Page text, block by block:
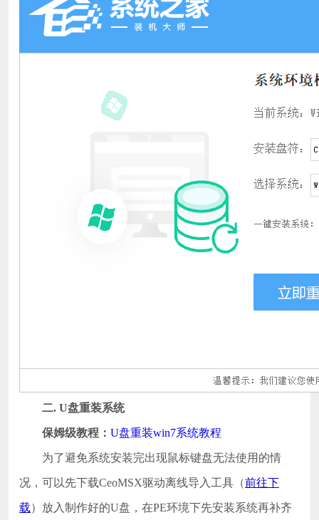
二. U盘重装系统
保姆级教程： U盘重装win7系统教程
为了避免系统安装完出现鼠标键盘无法使用的情
况，可以先下载CeoMSX驱动离线导入工具（前往下
载）放入制作好的U盘，在PE环境下先安装系统再补齐